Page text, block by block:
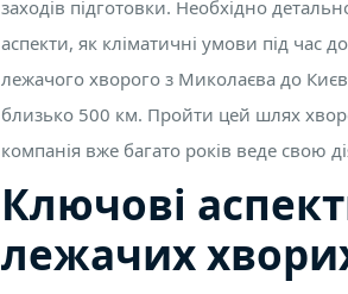
заходів підготовки. Необхідно
аспекти, як кліматичні умови під час
лежачого хворого з Миколаєва до
близько 500 км. Пройти цей шлях
компанія вже багато років веде свою
Ключові
лежачих